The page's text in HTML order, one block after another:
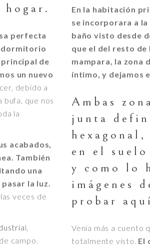
perfecta
dormitorio
de
un nuevo
debido a
bufa, que nos
la
acabados,
También
una
la luz.
veces de
l,
campo.
En la habitación
se incorporara a
baño visto desde
que el del resto de
mampara, la zona
íntimo, y dejamos
Ambas
junta
en el
y como lo
imágenes
probar
Venía más a cuento
totalmente visto. El